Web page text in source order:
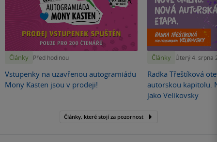
Články Před hodinou
Vstupenky na uzavřenou autogramiádu
Mony Kasten jsou v prodeji!
Články Úterý 4. srpna
Radka Třeštíková
autorskou kapitolu.
jako Velikovsky
Články, které stojí za pozornost